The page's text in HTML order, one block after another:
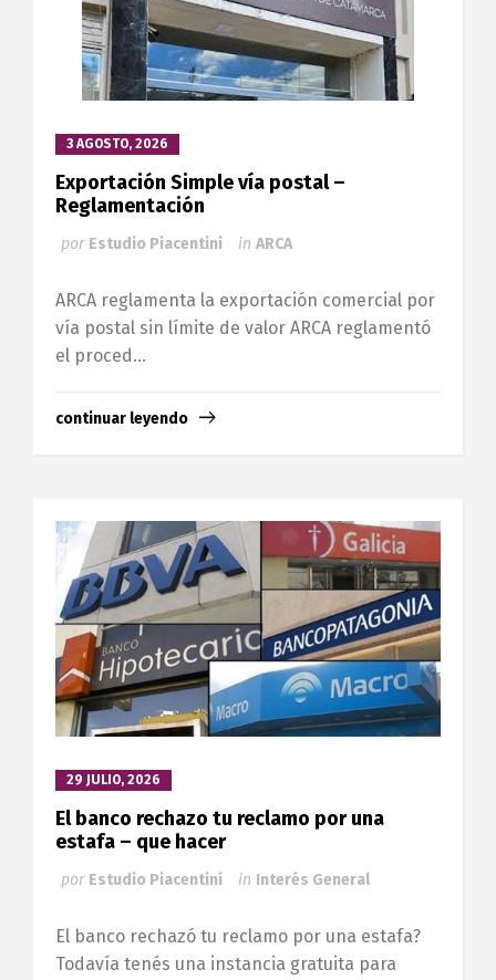
3 AGOSTO, 2026
Exportación Simple vía postal –
Reglamentación
por Estudio Piacentini in ARCA
ARCA reglamenta la exportación comercial por
vía postal sin límite de valor ARCA reglamentó
el proced...
continuar leyendo
29 JULIO, 2026
El banco rechazo tu reclamo por una
estafa – que hacer
por Estudio Piacentini in Interés General
El banco rechazó tu reclamo por una estafa?
Todavía tenés una instancia gratuita para